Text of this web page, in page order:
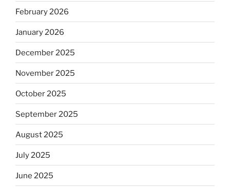
February 2026
January 2026
December 2025
November 2025
October 2025
September 2025
August 2025
July 2025
June 2025